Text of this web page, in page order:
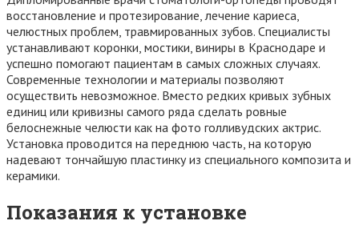
восстановление и протезирование, лечение кариеса,
челюстных проблем, травмированных зубов. Специалисты
устанавливают коронки, мостики, виниры в Краснодаре и
успешно помогают пациентам в самых сложных случаях.
Современные технологии и материалы позволяют
осуществить невозможное. Вместо редких кривых зубных
единиц или кривизны самого ряда сделать ровные
белоснежные челюсти как на фото голливудских актрис.
Установка проводится на переднюю часть, на которую
надевают тончайшую пластинку из специального композита и
керамики.
Показания к установке